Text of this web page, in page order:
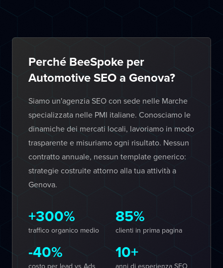
Perché BeeSpoke per
Automotive SEO a Genova?
Siamo un'agenzia SEO con sede nelle Marche
specializzata nelle PMI italiane. Conosciamo le
dinamiche dei mercati locali, lavoriamo in modo
trasparente e misuriamo ogni risultato. Nessun
contratto annuale, nessun template generico:
strategie costruite attorno alla tua attività a
Genova.
+300%
traffico organico medio
85%
clienti in prima pagina
-40%
costo per lead vs Ads
10+
anni di esperienza SEO